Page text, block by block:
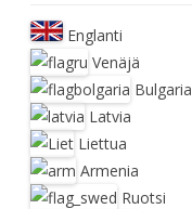
Englanti
Venäjä
Bulgaria
Latvia
Liettua
Armenia
Ruotsi